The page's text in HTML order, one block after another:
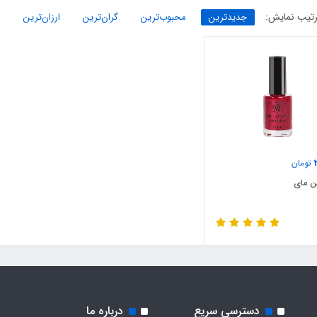
نمایش: جدیدترین محبوب‌ترین گران‌ترین ارزان‌ترین
تومان
مای
دسترسی سریع درباره ما